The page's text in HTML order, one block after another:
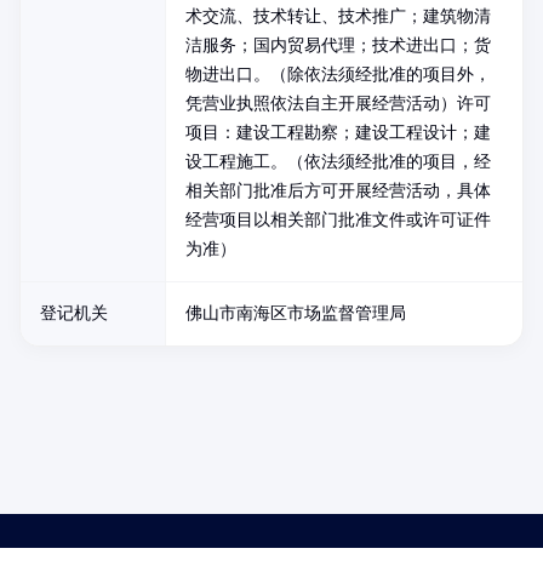
术交流、技术转让、技术推广；建筑物清
洁服务；国内贸易代理；技术进出口；货
物进出口。（除依法须经批准的项目外，
凭营业执照依法自主开展经营活动）许可
项目：建设工程勘察；建设工程设计；建
设工程施工。（依法须经批准的项目，经
相关部门批准后方可开展经营活动，具体
经营项目以相关部门批准文件或许可证件
为准）
登记机关 佛山市南海区市场监督管理局